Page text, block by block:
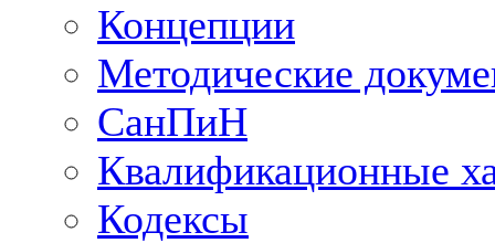
Концепции
Методические
СанПиН
Квалификационные
Кодексы